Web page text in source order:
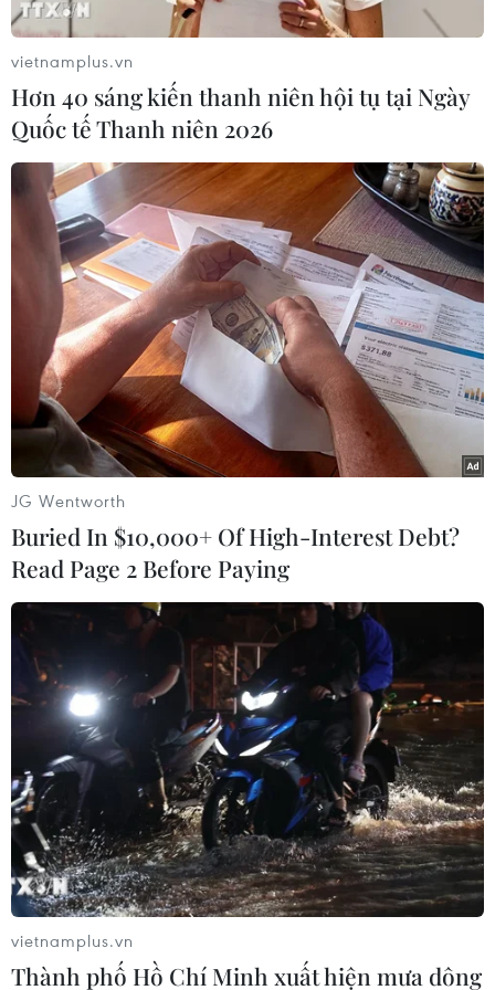
Ảnh minh họa. (Nguồn: Cosmopolitan)
Siêu mẫu Naomi Campbell là người đầu tiên
“lăng-xê” xu hướng này trong lịch sử vào thập
niên 90, biến kẻ viền môi trở thành phong cách
trang điểm mà tín đồ làm đẹp nào thời ấy cũng
từng một lần áp dụng.
Chuyên gia trang điểm khuyên rằng, sử dụng
chì kẻ viền môi tối hơn màu son sẽ khiến đôi
môi bạn trông ấn tượng hơn, làm tăng hiệu ứng
môi đầy đặn.
Tóc thẳng mượt
vietnamplus.vn
Hơn 40 sáng kiến thanh niên hội tụ tại Ngày
Quốc tế Thanh niên 2026
JG Wentworth
Buried In $10,000+ Of High-Interest Debt?
Read Page 2 Before Paying
vietnamplus.vn
Thành phố Hồ Chí Minh xuất hiện mưa dông